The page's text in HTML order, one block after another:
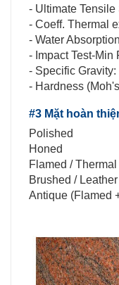
- Ultimate Tensile
- Coeff. Thermal
- Water
- Impact Test-Min
- Specific
- Hardness
#3 Mặt hoàn
Polished
Honed
Flamed / Thermal
Brushed / Leather
Antique (Flamed